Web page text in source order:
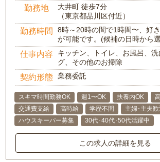
勤務地
大井町 徒歩7分
（東京都品川区付近）
勤務時間
8時～20時の間で1時間〜、好
が可能です。(候補の日時から
仕事内容
キッチン、トイレ、お風呂、
グ、その他のお掃除
契約形態 業務委託
スキマ時間勤務OK 週1〜OK 扶養内OK
交通費支給
高時給 学歴不問
主婦･主夫歓
ハウスキーパー募集
30代･40代･50代活躍中
この求人の詳細を見る